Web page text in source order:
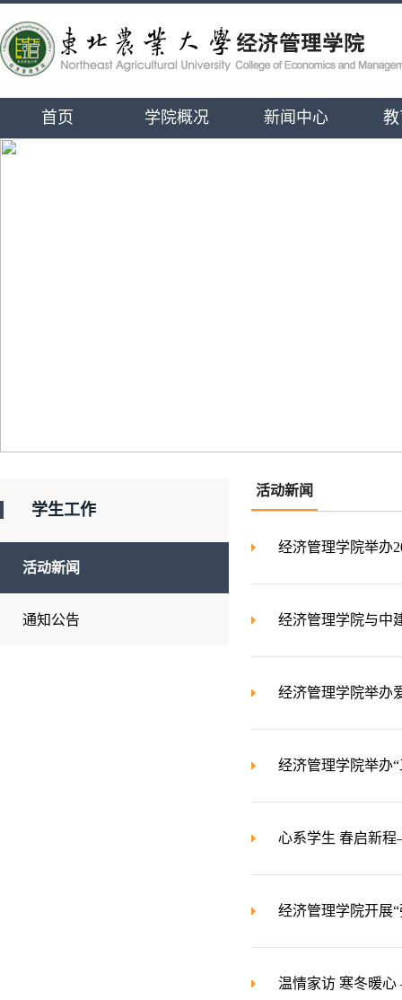
首页 学院概况 新闻中心
学生工作
活动新闻
通知公告
活动新闻
经济管理学院举办
经济管理学院与中
经济管理学院举办
经济管理学院举办
心系学生 春启新
经济管理学院开展
温情家访 寒冬暖